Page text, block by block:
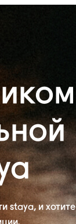
staya, и хотите